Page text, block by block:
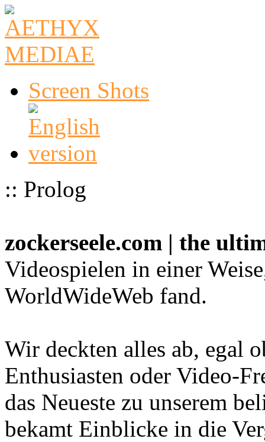
Screen Shots
:: Prolog
zockerseele.com | the
Videospielen in einer
WorldWideWeb fand.
Wir deckten alles ab, egal
Enthusiasten oder Video-
das Neueste zu unserem
bekamt Einblicke in die